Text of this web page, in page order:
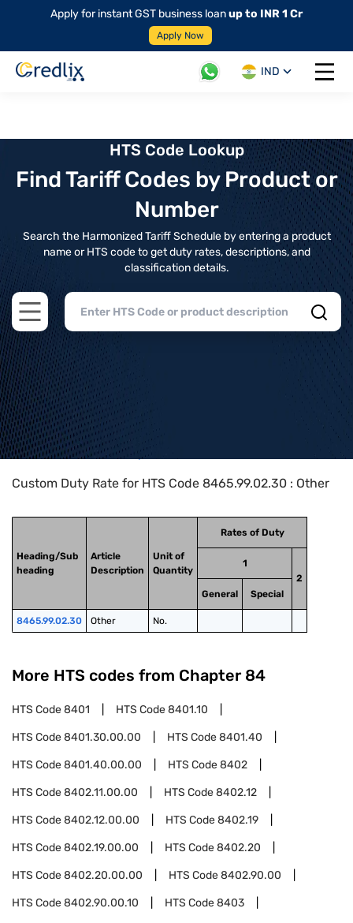
Apply for instant GST business loanup to INR 1 Cr
Apply Now
IND
Open
HTS Code Lookup
Find Tariff Codes by Product or
Number
Search the Harmonized Tariff Schedule by entering a product
name or HTS code to get duty rates, descriptions, and
classification details.
Open main menu
Home>HTS Codes> Chapter
Custom Duty Rate for HTS Code 8465.99.02.30 : Other
Heading/Sub
heading
Article
Description
Unit of
Quantity
Rates of Duty
1
2
General
Special
8465.99.02.30 Other No.
More HTS codes from Chapter 84
HTS Code8401 HTS Code8401.10
HTS Code8401.30.00.00 HTS Code8401.40
HTS Code8401.40.00.00 HTS Code8402
HTS Code8402.11.00.00 HTS Code8402.12
HTS Code8402.12.00.00 HTS Code8402.19
HTS Code8402.19.00.00 HTS Code8402.20
HTS Code8402.20.00.00 HTS Code8402.90.00
HTS Code8402.90.00.10 HTS Code8403